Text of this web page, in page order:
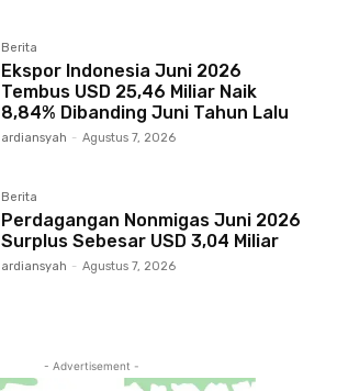
Berita
Ekspor Indonesia Juni 2026
Tembus USD 25,46 Miliar Naik
8,84% Dibanding Juni Tahun Lalu
ardiansyah - Agustus 7, 2026
Berita
Perdagangan Nonmigas Juni 2026
Surplus Sebesar USD 3,04 Miliar
ardiansyah - Agustus 7, 2026
- Advertisement -